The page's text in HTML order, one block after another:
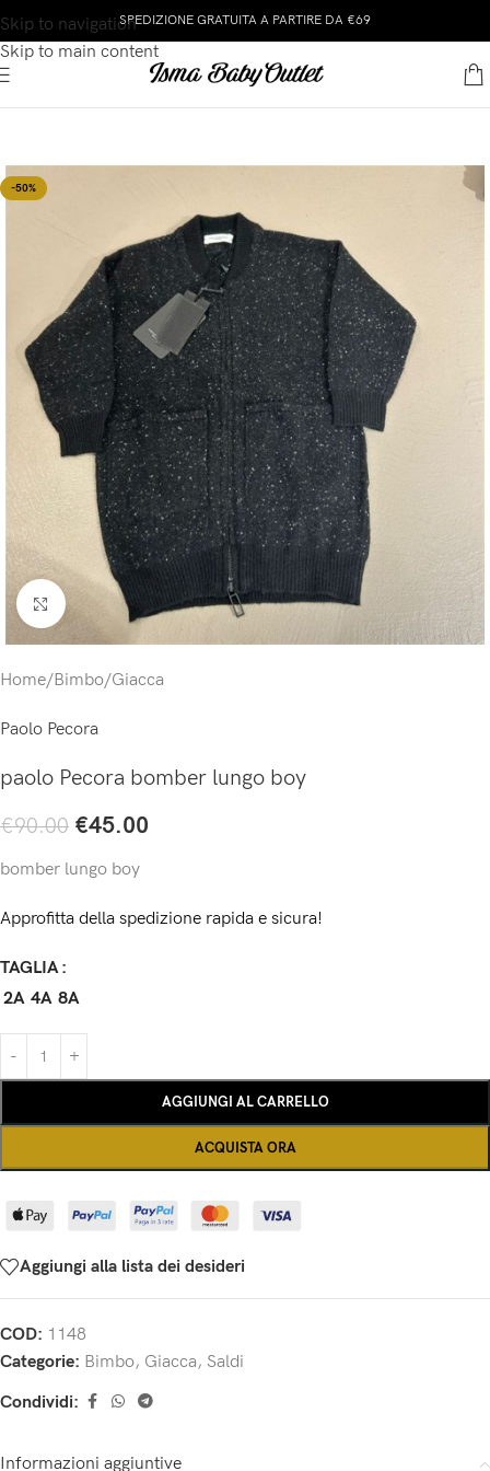
Skip to navigation
Skip to main content
SPEDIZIONE GRATUITA A PARTIRE DA €69
-50%
Click to enlarge
Home/Bimbo/Giacca
Paolo Pecora
paolo Pecora bomber lungo boy
€90.00 €45.00
bomber lungo boy
Approfitta della spedizione rapida e sicura!
TAGLIA
2A 4A 8A
AGGIUNGI AL CARRELLO
ACQUISTA ORA
Aggiungi alla lista dei desideri
COD: 1148
Categorie: Bimbo, Giacca, Saldi
Condividi:
Informazioni aggiuntive